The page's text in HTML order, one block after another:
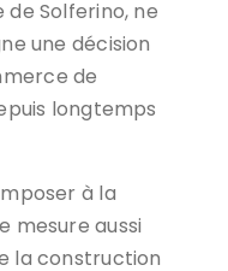
Solferino, ne
une décision
de
longtemps
à la
mesure aussi
la construction